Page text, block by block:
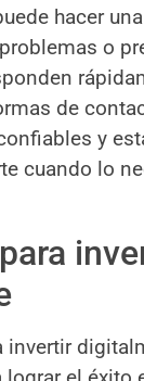
hacer
o
de
y
cuando lo
invertir